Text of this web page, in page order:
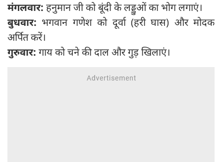
मंगलवार: हनुमान जी को बूंदी के लड्डुओं का भोग लगाएं।
बुधवार: भगवान गणेश को दूर्वा (हरी घास) और मोदक
अर्पित करें।
गुरुवार: गाय को चने की दाल और गुड़ खिलाएं।